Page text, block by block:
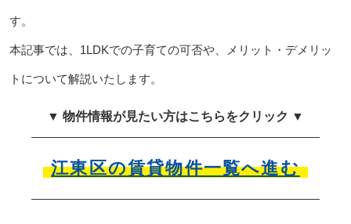
す。
本記事では、1LDKでの子育ての可否や、メリット・デメリッ
トについて解説いたします。
▼ 物件情報が見たい方はこちらをクリック ▼
江東区の賃貸物件一覧へ進む